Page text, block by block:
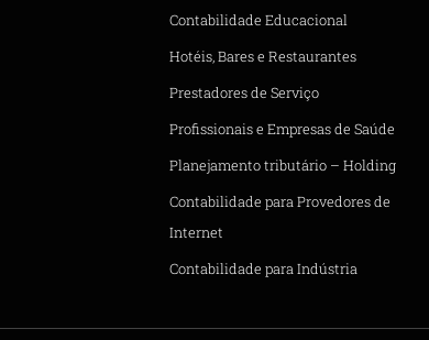
Contabilidade Educacional
Hotéis, Bares e Restaurantes
Prestadores de Serviço
Profissionais e Empresas de Saúde
Planejamento tributário – Holding
Contabilidade para Provedores de
Internet
Contabilidade para Indústria